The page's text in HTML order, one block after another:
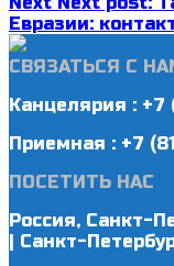
Евразии:
СВЯЗАТЬСЯ С
Канцелярия :
Приемная : +7
ПОСЕТИТЬ НАС
Россия, Санкт-
| Санкт-